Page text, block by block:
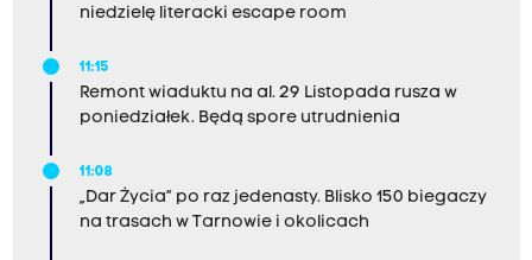
niedzielę literacki escape room
11:15
Remont wiaduktu na al. 29 Listopada rusza w
poniedziałek. Będą spore utrudnienia
11:08
„Dar Życia” po raz jedenasty. Blisko 150 biegaczy
na trasach w Tarnowie i okolicach